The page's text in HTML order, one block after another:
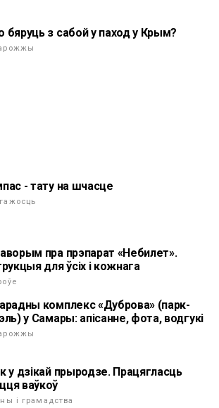
бяруць з сабой у паход у Крым?
- тату на шчасце
пра прэпарат «Небилет».
для ўсіх і кожнага
комплекс «Дуброва» (парк-
у Самары: апісанне, фота, водгукі
у дзікай прыродзе. Працягласць
ваўкоў
і грамадства